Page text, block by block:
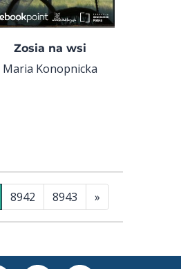
Zosia na wsi
Maria Konopnicka
8942 8943 »